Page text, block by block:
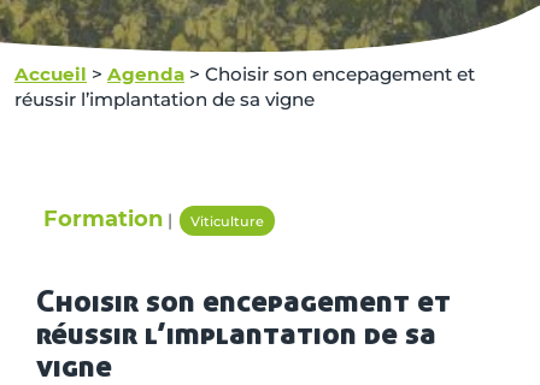
Accueil > Agenda > Choisir son encepagement et
réussir l’implantation de sa vigne
Formation | Viticulture
Choisir son encepagement et
réussir l’implantation de sa
vigne